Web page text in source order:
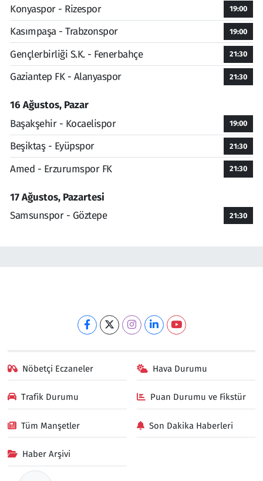
Konyaspor - Rizespor
19:00
Kasımpaşa - Trabzonspor 19:00
Gençlerbirliği S.K. - Fenerbahçe 21:30
Gaziantep FK - Alanyaspor 21:30
16 Ağustos, Pazar
Başakşehir - Kocaelispor
19:00
Beşiktaş - Eyüpspor 21:30
Amed - Erzurumspor FK 21:30
17 Ağustos, Pazartesi
Samsunspor - Göztepe
21:30
Nöbetçi Eczaneler Hava Durumu
Trafik Durumu Puan Durumu ve Fikstür
Tüm Manşetler Son Dakika Haberleri
Haber Arşivi